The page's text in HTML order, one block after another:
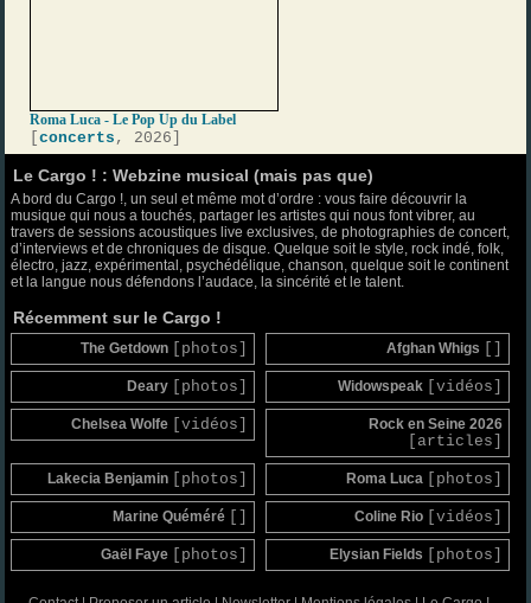
Roma Luca - Le Pop Up du Label
[concerts , 2026]
Le Cargo ! : Webzine musical (mais pas que)
A bord du Cargo !, un seul et même mot d’ordre : vous faire découvrir la
musique qui nous a touchés, partager les artistes qui nous font vibrer, au
travers de sessions acoustiques live exclusives, de photographies de concert,
d’interviews et de chroniques de disque. Quelque soit le style, rock indé, folk,
électro, jazz, expérimental, psychédélique, chanson, quelque soit le continent
et la langue nous défendons l’audace, la sincérité et le talent.
Récemment sur le Cargo !
The Getdown [photos] Afghan Whigs
Deary [photos] Widowspeak [vidéos]
Chelsea Wolfe [vidéos] Rock en Seine 2026
[articles]
Lakecia Benjamin [photos] Roma Luca [photos]
Marine Quéméré Coline Rio [vidéos]
Gaël Faye [photos] Elysian Fields [photos]